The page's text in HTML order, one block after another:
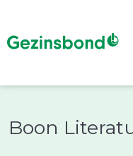
Boon